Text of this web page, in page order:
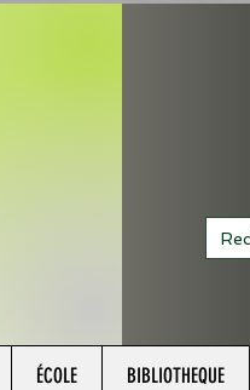
ÉCOLE BIBLIOTHEQUE